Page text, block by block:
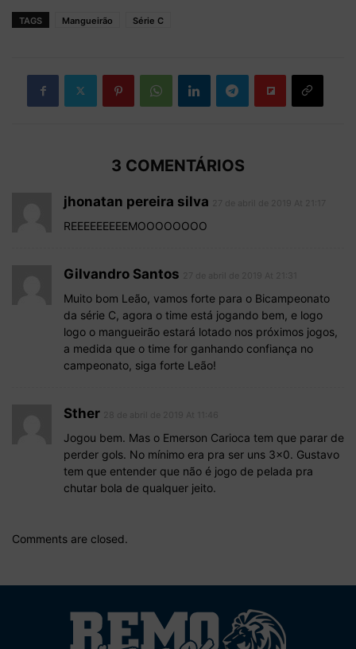
TAGS Mangueirão Série C
3 COMENTÁRIOS
jhonatan pereira silva
REEEEEEEEEMOOOOOOOO
Gilvandro Santos
Muito bom Leão, vamos forte para o Bicampeonato
da série C, agora o time está jogando bem, e logo
logo o mangueirão estará lotado nos próximos jogos,
a medida que o time for ganhando confiança no
campeonato, siga forte Leão!
Sther
Jogou bem. Mas o Emerson Carioca tem que parar de
perder gols. No mínimo era pra ser uns 3×0. Gustavo
tem que entender que não é jogo de pelada pra
chutar bola de qualquer jeito.
Comments are closed.